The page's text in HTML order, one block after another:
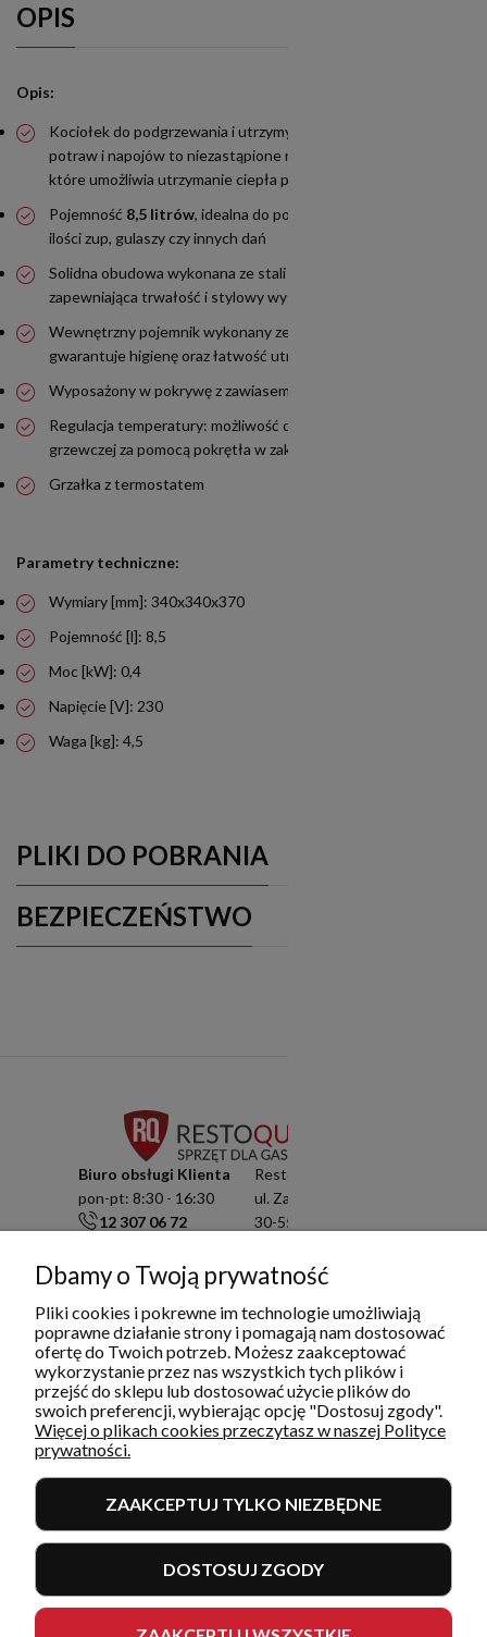
OPIS
Opis:
Kociołek do podgrzewania i utrzymywania temperatury
potraw i napojów to niezastąpione narzędzie w gastronomii,
które umożliwia utrzymanie ciepła potraw przez dłuższy czas
Pojemność 8,5 litrów, idealna do podgrzewania większych
ilości zup, gulaszy czy innych dań
Solidna obudowa wykonana ze stali malowanej na czarno,
zapewniająca trwałość i stylowy wygląd
Wewnętrzny pojemnik wykonany ze stali nierdzewnej, co
gwarantuje higienę oraz łatwość utrzymania czystości
Wyposażony w pokrywę z zawiasem i wycięciem na łyżkę
Regulacja temperatury: możliwość dostosowania mocy
grzewczej za pomocą pokrętła w zakresie
Grzałka z termostatem
Parametry techniczne:
Wymiary [mm]: 340x340x370
Pojemność [l]: 8,5
Moc [kW]: 0,4
Napięcie [V]: 230
Waga [kg]: 4,5
PLIKI DO POBRANIA
BEZPIECZEŃSTWO
Biuro obsługi Klienta
pon-pt: 8:30 - 16:30
12 307 06 72
info@restoquality.pl
Serwis
pon-pt: 8:30 - 16:30
577 609 633
serwis@restoquality.pl
Resto Quality Sp. z o.o.
ul. Zamknięta 10/1.5
30-554 Kraków
KRS: 0000511822
INFORMACJE
MOJE KONTO I ZAMÓWIENIA
Dbamy o Twoją prywatność
Pliki cookies i pokrewne im technologie umożliwiają
poprawne działanie strony i pomagają nam dostosować
ofertę do Twoich potrzeb. Możesz zaakceptować
wykorzystanie przez nas wszystkich tych plików i
przejść do sklepu lub dostosować użycie plików do
swoich preferencji, wybierając opcję "Dostosuj zgody".
Więcej o plikach cookies przeczytasz w naszej Polityce
prywatności.
ZAAKCEPTUJ TYLKO NIEZBĘDNE
DOSTOSUJ ZGODY